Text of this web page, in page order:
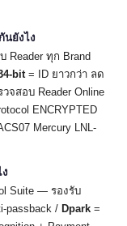
นยังไง
Reader ทุก Brand
bit= ID ยาวกว่า ลด
จสอบ Reader Online
ENCRYPTED
Mercury LNL-
Suite — รองรับ
passback / Dpark =